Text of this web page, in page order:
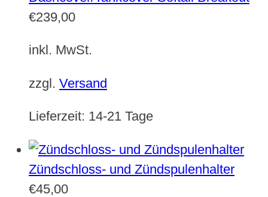
€239,00
inkl. MwSt.
zzgl. Versand
Lieferzeit: 14-21 Tage
Zündschloss- und Zündspulenhalter
€45,00